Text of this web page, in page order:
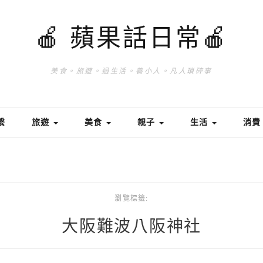
🍎 蘋果話日常🍎
美食。旅遊。過生活。養小人。凡人瑣碎事
旅遊 美食 親子 生活 消費
瀏覽標籤:
大阪難波八阪神社